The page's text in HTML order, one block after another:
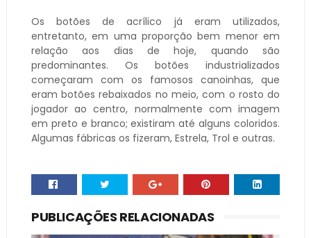
Os botões de acrílico já eram utilizados,
entretanto, em uma proporção bem menor em
relação aos dias de hoje, quando são
predominantes. Os botões industrializados
começaram com os famosos canoinhas, que
eram botões rebaixados no meio, com o rosto do
jogador ao centro, normalmente com imagem
em preto e branco; existiram até alguns coloridos.
Algumas fábricas os fizeram, Estrela, Trol e outras.
PUBLICAÇÕES RELACIONADAS